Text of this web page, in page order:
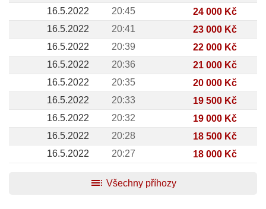
16.5.2022
20:45
24 000 Kč
16.5.2022
20:41
23 000 Kč
16.5.2022
20:39
22 000 Kč
16.5.2022
20:36
21 000 Kč
16.5.2022
20:35
20 000 Kč
16.5.2022
20:33
19 500 Kč
16.5.2022
20:32
19 000 Kč
16.5.2022
20:28
18 500 Kč
16.5.2022
20:27 18 000 Kč
toc Všechny příhozy